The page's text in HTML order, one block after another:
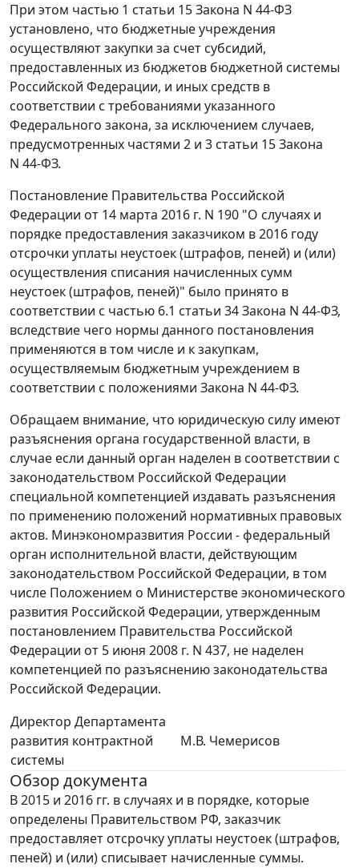
При этом частью 1 статьи 15 Закона N 44-ФЗ
установлено, что бюджетные учреждения
осуществляют закупки за счет субсидий,
предоставленных из бюджетов бюджетной системы
Российской Федерации, и иных средств в
соответствии с требованиями указанного
Федерального закона, за исключением случаев,
предусмотренных частями 2 и 3 статьи 15 Закона
N 44-ФЗ.
Постановление Правительства Российской
Федерации от 14 марта 2016 г. N 190 "О случаях и
порядке предоставления заказчиком в 2016 году
отсрочки уплаты неустоек (штрафов, пеней) и (или)
осуществления списания начисленных сумм
неустоек (штрафов, пеней)" было принято в
соответствии с частью 6.1 статьи 34 Закона N 44-ФЗ,
вследствие чего нормы данного постановления
применяются в том числе и к закупкам,
осуществляемым бюджетным учреждением в
соответствии с положениями Закона N 44-ФЗ.
Обращаем внимание, что юридическую силу имеют
разъяснения органа государственной власти, в
случае если данный орган наделен в соответствии с
законодательством Российской Федерации
специальной компетенцией издавать разъяснения
по применению положений нормативных правовых
актов. Минэкономразвития России - федеральный
орган исполнительной власти, действующим
законодательством Российской Федерации, в том
числе Положением о Министерстве экономического
развития Российской Федерации, утвержденным
постановлением Правительства Российской
Федерации от 5 июня 2008 г. N 437, не наделен
компетенцией по разъяснению законодательства
Российской Федерации.
Директор Департамента
развития контрактной
системы
М.В. Чемерисов
Обзор документа
В 2015 и 2016 гг. в случаях и в порядке, которые
определены Правительством РФ, заказчик
предоставляет отсрочку уплаты неустоек (штрафов,
пеней) и (или) списывает начисленные суммы.